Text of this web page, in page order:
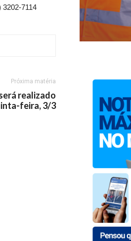
3202-7114
Próxima matéria
realizado
feira, 3/3